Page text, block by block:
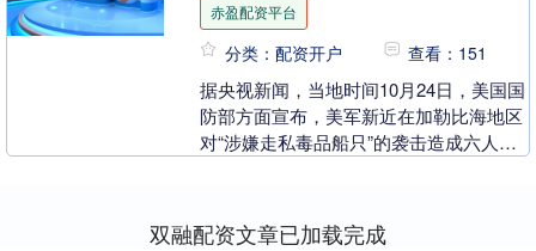
赤盈配资平台
分类：配资开户 查看：151
据央视新闻，当地时间10月24日，美国国
防部方面宣布，美军新近在加勒比海地区
对“涉嫌走私毒品船只”的袭击造成六人死
双融配资文章已加载完成